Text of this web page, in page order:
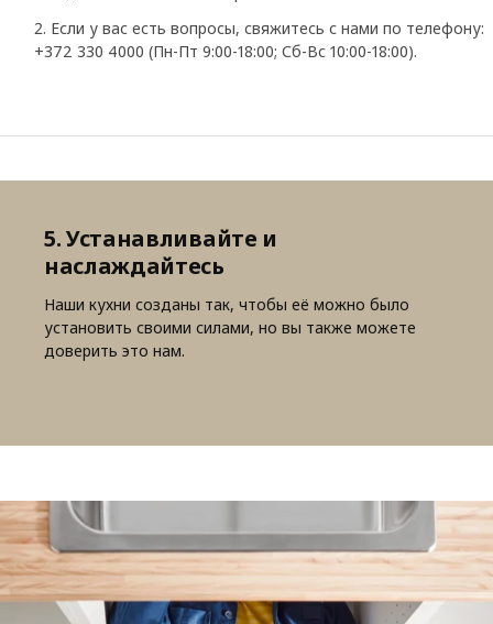
Если у вас есть вопросы, свяжитесь с нами по телефону:
+372 330 4000 (Пн-Пт 9:00-18:00; Сб-Вс 10:00-18:00).
5. Устанавливайте и
наслаждайтесь
Наши кухни созданы так, чтобы её можно было
установить своими силами, но вы также можете
доверить это нам.